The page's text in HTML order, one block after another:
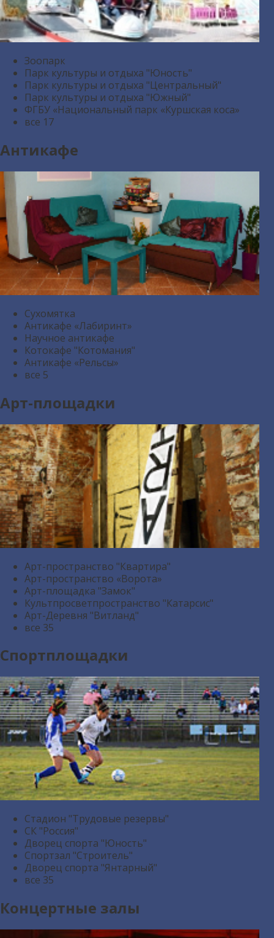
Зоопарк
Парк культуры и отдыха "Юность"
Парк культуры и отдыха "Центральный"
Парк культуры и отдыха "Южный"
ФГБУ «Национальный парк «Куршская коса»
все 17
Антикафе
Сухомятка
Антикафе «Лабиринт»
Научное антикафе
Котокафе "Котомания"
Антикафе «Рельсы»
все 5
Арт-площадки
Арт-пространство "Квартира"
Арт-пространство «Ворота»
Арт-площадка "Замок"
Культпросветпространство "Катарсис"
Арт-Деревня "Витланд"
все 35
Спортплощадки
Стадион "Трудовые резервы"
СК "Россия"
Дворец спорта "Юность"
Спортзал "Строитель"
Дворец спорта "Янтарный"
все 35
Концертные залы